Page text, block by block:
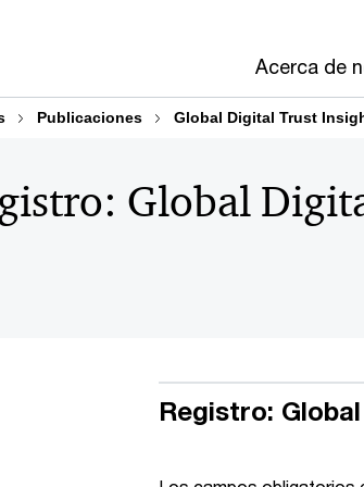
Acerca de
Publicaciones Global Digital Trust
Global
Registro: